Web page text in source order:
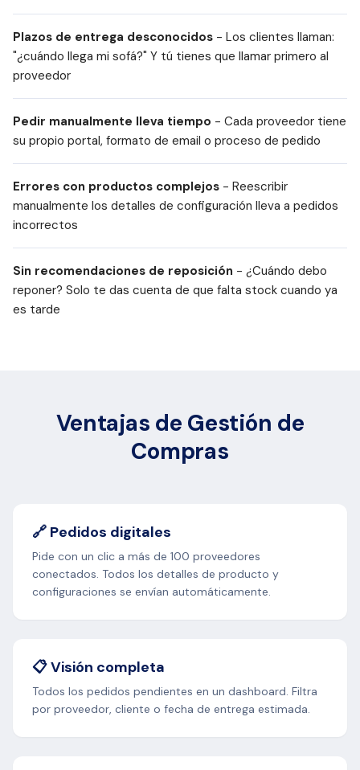
Plazos de entrega desconocidos - Los clientes llaman:
"¿cuándo llega mi sofá?" Y tú tienes que llamar primero al
proveedor
Pedir manualmente lleva tiempo - Cada proveedor tiene
su propio portal, formato de email o proceso de pedido
Errores con productos complejos - Reescribir
manualmente los detalles de configuración lleva a pedidos
incorrectos
Sin recomendaciones de reposición - ¿Cuándo debo
reponer? Solo te das cuenta de que falta stock cuando ya
es tarde
Ventajas de Gestión de
Compras
🔗 Pedidos digitales
Pide con un clic a más de 100 proveedores
conectados. Todos los detalles de producto y
configuraciones se envían automáticamente.
📋 Visión completa
Todos los pedidos pendientes en un dashboard. Filtra
por proveedor, cliente o fecha de entrega estimada.